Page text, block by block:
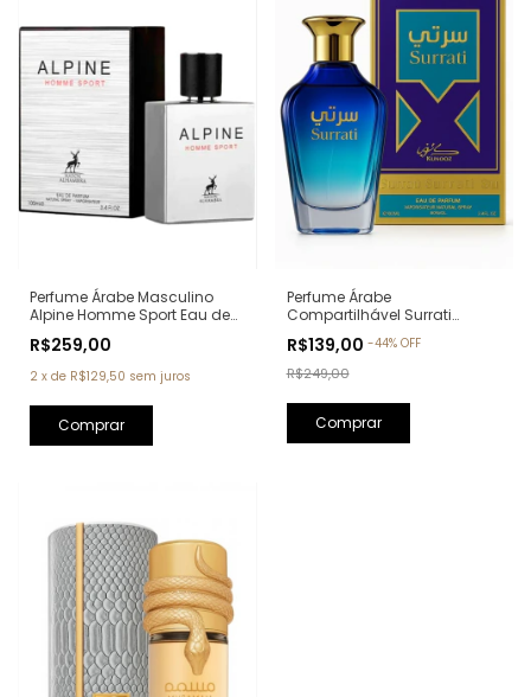
Perfume Árabe Masculino
Alpine Homme Sport Eau de
100ml (Ref. Olfativa: Allure
Homme Sport Chanel)
R$259,00
2 x de R$129,50 sem juros
Perfume Árabe
Compartilhável Surrati
Parfum - 100ml (Ref. Olfativa:
Erba Pura Xerjoff)
R$139,00 -44% OFF
R$249,00